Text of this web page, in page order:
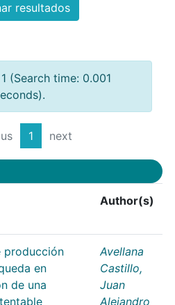
resultados
(Search time: 0.001
1 next
Author(s)
producción
en
de una
Avellana
Castillo,
Juan
Alejandro